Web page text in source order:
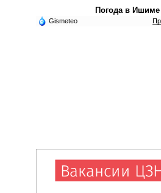
Погода в Ишиме
Gismeteo